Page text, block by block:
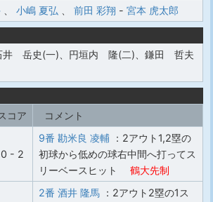
小嶋 夏弘 前田 彩翔 - 宮本 虎太郎
井 岳史(一)、円垣内 隆(二)、鎌田 哲夫
コア コメント
0 - 2
9番 勘米良 凌輔 ：2アウト1,2塁の
初球から低めの球右中間へ打ってス
リーベースヒット
鶴大先制
2番 酒井 隆馬 ：2アウト2塁の1ス